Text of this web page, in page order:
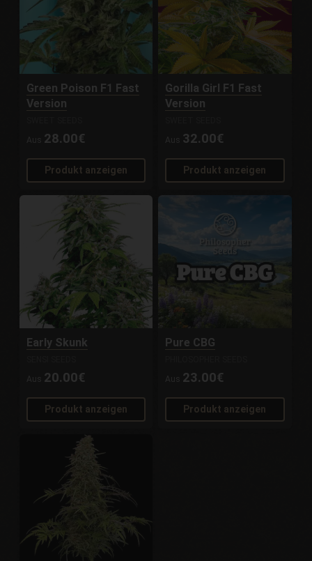
Green Poison F1 Fast
Version
Aus 28.00€
Produkt anzeigen
Gorilla Girl F1 Fast
Version
Aus 32.00€
Produkt anzeigen
Early Skunk
Aus 20.00€
Produkt anzeigen
Pure CBG
Aus 23.00€
Produkt anzeigen